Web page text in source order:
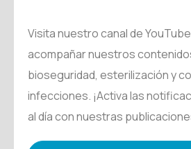
Visita nuestro canal de
acompañar nuestros
bioseguridad, esterilización y
infecciones. ¡Activa las
al día con nuestras